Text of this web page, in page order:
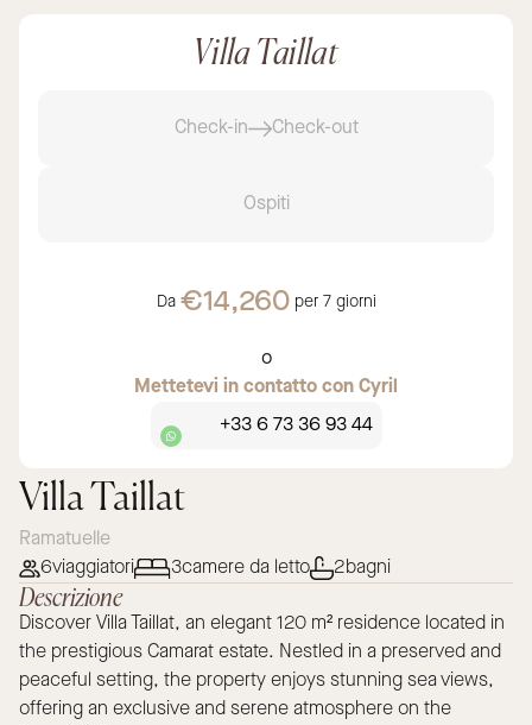
Villa Taillat
Ramatuelle
6viaggiatori 3camere da letto 2bagni
Descrizione
Discover Villa Taillat, an elegant 120 m² residence located in
the prestigious Camarat estate. Nestled in a preserved and
peaceful setting, the property enjoys stunning sea views,
offering an exclusive and serene atmosphere on the
Villa Taillat
Check-in Check-out
Ospiti
Da €14,260per 7 giorni
o
Mettetevi in contatto con Cyril
+33 6 73 36 93 44